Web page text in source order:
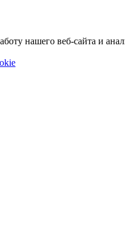
нашего веб-сайта и